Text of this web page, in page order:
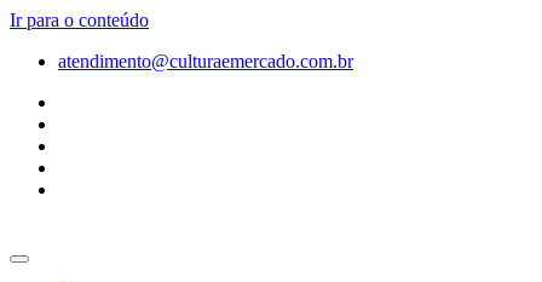
Ir para o conteúdo
atendimento@culturaemercado.com.br